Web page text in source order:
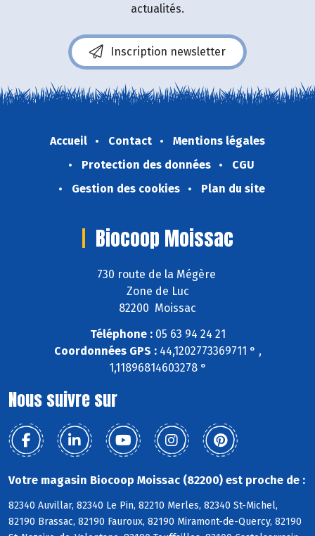
actualités.
Inscription newsletter
Accueil Contact
Mentions légales
Protection des données
CGU
Gestion des cookies
Plan du site
Biocoop Moissac
730 route de la Mégère
Zone de Luc
82200 Moissac
Téléphone :05 63 94 24 21
Coordonnées GPS :44,1202773369711 ° ,
1,11896814603278 °
Nous suivre sur
Votre magasin Biocoop Moissac (82200) est proche de :
82340 Auvillar, 82340 Le Pin, 82210 Merles, 82340 St-Michel,
82190 Brassac, 82190 Fauroux, 82190 Miramont-de-Quercy, 82190